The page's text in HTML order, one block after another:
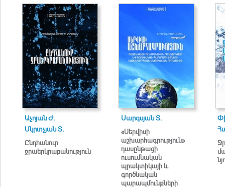
Աչոյան Ժ.
Մկրտչյան Տ.
Ընդհանուր
ջրաերկրաբանություն
Սարգսյան Տ.
«Սերվիսի
աշխարհագրություն»
դասընթացի
ուսումնական
պրակտիկայի և
գործնական
պարապմունքների